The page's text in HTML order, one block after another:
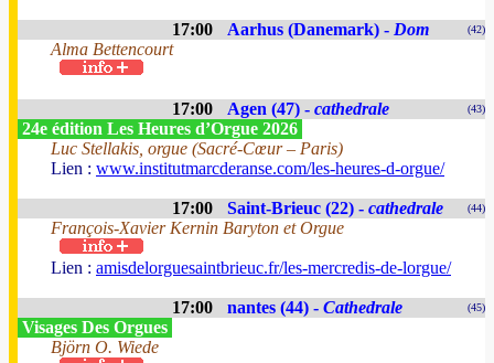
17:00 Aarhus (Danemark) - Dom (42)
Alma Bettencourt
17:00 Agen (47) - cathedrale (43)
24e édition Les Heures d’Orgue 2026
Luc Stellakis, orgue (Sacré-Cœur – Paris)
Lien : www.institutmarcderanse.com/les-heures-d-orgue/
17:00 Saint-Brieuc (22) - cathedrale (44)
François-Xavier Kernin Baryton et Orgue
Lien : amisdelorguesaintbrieuc.fr/les-mercredis-de-lorgue/
17:00 nantes (44) - Cathedrale (45)
Visages Des Orgues
Björn O. Wiede